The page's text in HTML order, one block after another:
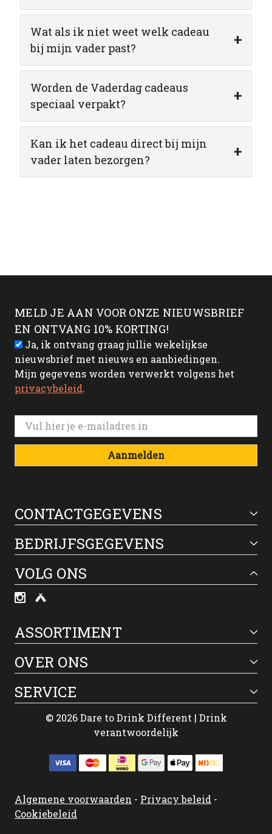
Wat als ik niet weet welk cadeau
bij mijn vader past?
+
Worden de Vaderdag cadeaus
speciaal verpakt?
+
Kan ik het cadeau direct bij mijn
vader laten bezorgen?
+
MELD JE AAN VOOR ONZE NIEUWSBRIEF
EN ONTVANG 10% KORTING!
Ja, ik ontvang graag jullie wekelijkse
nieuwsbrief met nieuws en aanbiedingen.
Mijn gegevens worden verwerkt volgens het
privacybeleid.
Aanmelden
CONTACTGEGEVENS
BEDRIJFSGEGEVENS
VOLG ONS
ASSORTIMENT
OVER ONS
SERVICE
© 2026 Dare to Drink Different | Drink
verantwoordelijk
Algemene voorwaarden - Privacy beleid -
Cookiebeleid